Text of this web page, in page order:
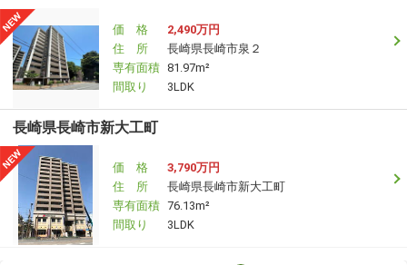
価 格
2,490万円
住 所
長崎県長崎市泉２
専有面積 81.97m²
間取り
3LDK
長崎県長崎市新大工町
価 格
3,790万円
住 所
長崎県長崎市新大工町
専有面積 76.13m²
間取り
3LDK